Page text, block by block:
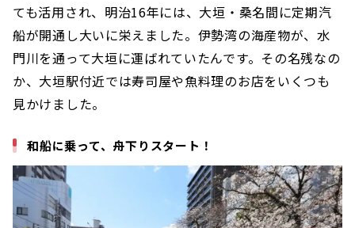
ても活用され、明治16年には、大垣・桑名間に定期汽
船が開通し大いに栄えました。伊勢湾の海産物が、水
門川を通って大垣に運ばれていたんです。その名残なの
か、大垣駅付近では寿司屋や魚料理のお店をいくつも
見かけました。
和船に乗って、舟下りスタート！